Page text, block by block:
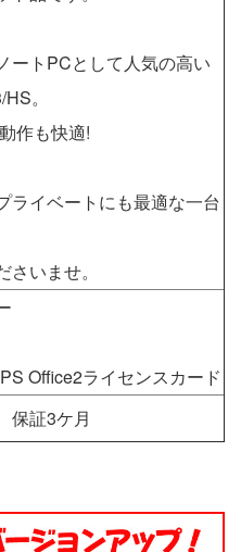
ートPCとして人気の高い
。
作も快適!
ライベートにも最適な一台
いませ。
Office2ライセンスカード
証3ケ月